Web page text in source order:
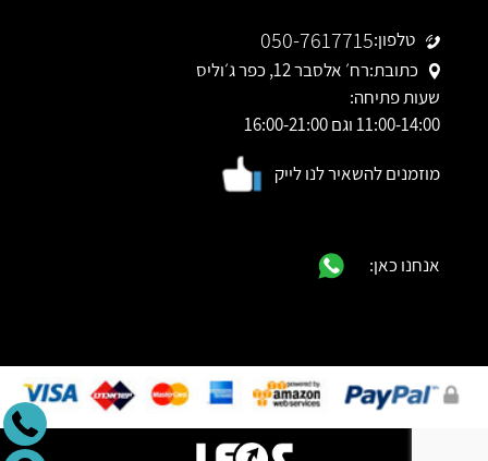
טלפון:050-7617715
כתובת:רח׳ אלסבר 12, כפר ג׳וליס
שעות פתיחה:
11:00-14:00 וגם 16:00-21:00
מוזמנים להשאיר לנו לייק
אנחנו כאן: